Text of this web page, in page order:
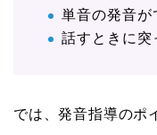
単音の発音が
話すときに突
では、発音指導のポ